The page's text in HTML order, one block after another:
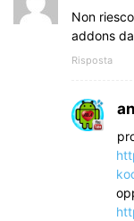
Non
addons
Risposta